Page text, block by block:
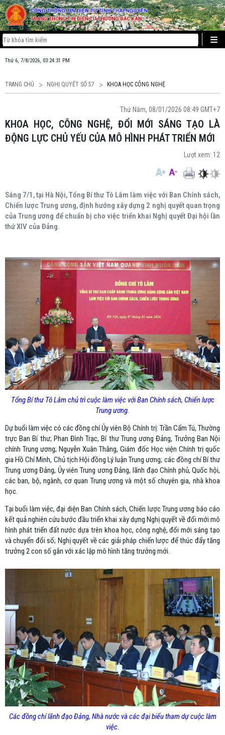
Thứ 6, 7/8/2026, 03:24:32 PM
TRANG CHỦ NGHỊ QUYẾT SỐ 57 KHOA HỌC CÔNG NGHỆ
Thứ Năm, 08/01/2026 08:49 GMT+7
KHOA HỌC, CÔNG NGHỆ, ĐỔI MỚI SÁNG TẠO LÀ
ĐỘNG LỰC CHỦ YẾU CỦA MÔ HÌNH PHÁT TRIỂN MỚI
Lượt xem: 12
Sáng 7/1, tại Hà Nội, Tổng Bí thư Tô Lâm làm việc với Ban Chính sách,
Chiến lược Trung ương, định hướng xây dựng 2 nghị quyết quan trọng
của Trung ương để chuẩn bị cho việc triển khai Nghị quyết Đại hội lần
thứ XIV của Đảng.
Tổng Bí thư Tô Lâm chủ trì cuộc làm việc với Ban Chính sách, Chiến lược
Trung ương.
Dự buổi làm việc có các đồng chí Ủy viên Bộ Chính trị: Trần Cẩm Tú, Thường
trực Ban Bí thư; Phan Đình Trạc, Bí thư Trung ương Đảng, Trưởng Ban Nội
chính Trung ương; Nguyễn Xuân Thắng, Giám đốc Học viện Chính trị quốc
gia Hồ Chí Minh, Chủ tịch Hội đồng Lý luận Trung ương; các đồng chí Bí thư
Trung ương Đảng, Ủy viên Trung ương Đảng, lãnh đạo Chính phủ, Quốc hội,
các ban, bộ, ngành, cơ quan Trung ương và một số chuyên gia, nhà khoa
học.
Tại buổi làm việc, đại diện Ban Chính sách, Chiến lược Trung ương báo cáo
kết quả nghiên cứu bước đầu triển khai xây dựng Nghị quyết về đổi mới mô
hình phát triển đất nước dựa trên khoa học, công nghệ, đổi mới sáng tạo
và chuyển đổi số; Nghị quyết về các giải pháp chiến lược để thúc đẩy tăng
trưởng 2 con số gắn với xác lập mô hình tăng trưởng mới.
Các đồng chí lãnh đạo Đảng, Nhà nước và các đại biểu tham dự cuộc làm
việc.